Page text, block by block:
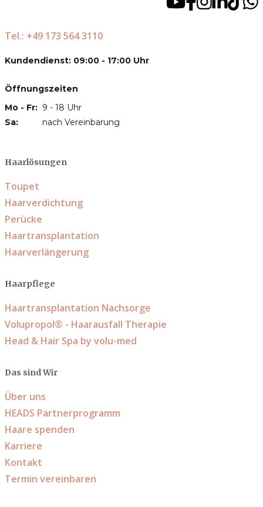
Tel.: +49 173 564 3110
Kundendienst: 09:00 - 17:00 Uhr
Öffnungszeiten
Mo - Fr: 9 - 18 Uhr
Sa:
nach Vereinbarung
Haarlösungen
Toupet
Haarverdichtung
Perücke
Haartransplantation
Haarverlängerung
Haarpflege
Haartransplantation Nachsorge
Volupropol® - Haarausfall Therapie
Head & Hair Spa by volu-med
Das sind Wir
Über uns
HEADS Partnerprogramm
Haare spenden
Karriere
Kontakt
Termin vereinbaren